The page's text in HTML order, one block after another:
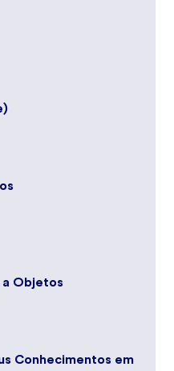
a Objetos
Conhecimentos em